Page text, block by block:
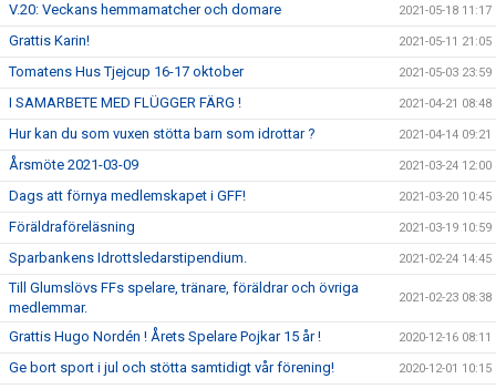
V.20: Veckans hemmamatcher och domare 2021-05-18 11:17
Grattis Karin! 2021-05-11 21:05
Tomatens Hus Tjejcup 16-17 oktober 2021-05-03 23:59
I SAMARBETE MED FLÜGGER FÄRG ! 2021-04-21 08:48
Hur kan du som vuxen stötta barn som idrottar ? 2021-04-14 09:21
Årsmöte 2021-03-09 2021-03-24 12:00
Dags att förnya medlemskapet i GFF! 2021-03-20 10:45
Föräldraföreläsning 2021-03-19 10:59
Sparbankens Idrottsledarstipendium. 2021-02-24 14:45
Till Glumslövs FFs spelare, tränare, föräldrar och övriga
medlemmar.
2021-02-23 08:38
Grattis Hugo Nordén ! Årets Spelare Pojkar 15 år ! 2020-12-16 08:11
Ge bort sport i jul och stötta samtidigt vår förening! 2020-12-01 10:15